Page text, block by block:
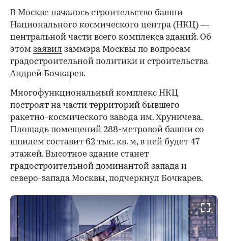
В Москве началось строительство башни
Национального космического центра (НКЦ) —
центральной части всего комплекса зданий. Об
этом заявил заммэра Москвы по вопросам
градостроительной политики и строительства
Андрей Бочкарев.
Многофункциональный комплекс НКЦ
построят на части территорий бывшего
ракетно-космического завода им. Хруничева.
Площадь помещений 288-метровой башни со
шпилем составит 62 тыс. кв. м, в ней будет 47
этажей. Высотное здание станет
градостроительной доминантой запада и
северо-запада Москвы, подчеркнул Бочкарев.